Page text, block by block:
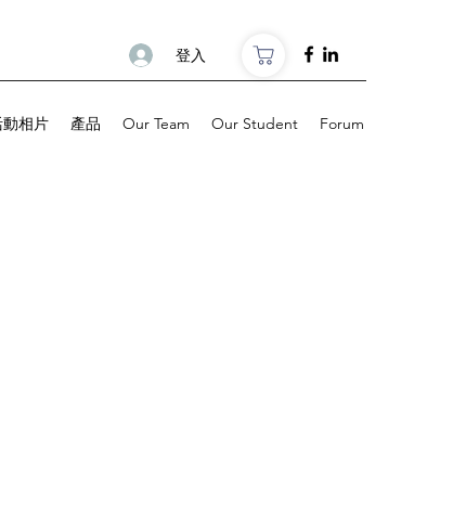
登入
動相片 產品 Our Team Our Student Forum